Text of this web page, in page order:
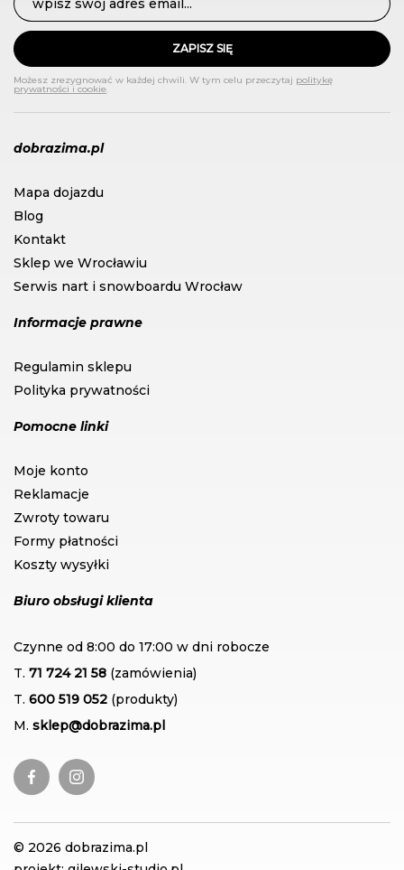
ZAPISZ SIĘ
Możesz zrezygnować w każdej chwili. W tym celu przeczytaj politykę
prywatności i cookie.
dobrazima.pl
Mapa dojazdu
Blog
Kontakt
Sklep we Wrocławiu
Serwis nart i snowboardu Wrocław
Informacje prawne
Regulamin sklepu
Polityka prywatności
Pomocne linki
Moje konto
Reklamacje
Zwroty towaru
Formy płatności
Koszty wysyłki
Biuro obsługi klienta
Czynne od 8:00 do 17:00 w dni robocze
T. 71 724 21 58 (zamówienia)
T. 600 519 052 (produkty)
M. sklep@dobrazima.pl
© 2026 dobrazima.pl